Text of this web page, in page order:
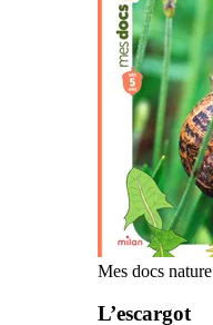
Mes docs nature
L’escargot